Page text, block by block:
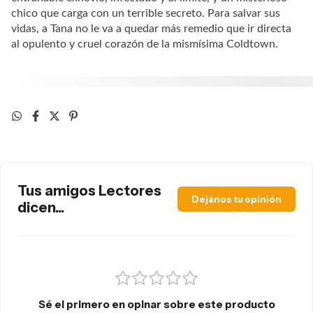
chico que carga con un terrible secreto. Para salvar sus
vidas, a Tana no le va a quedar más remedio que ir directa
al opulento y cruel corazón de la mismísima Coldtown.
Tus amigos Lectores
dicen...
Dejános tu opinión
Sé el primero en opinar sobre este producto